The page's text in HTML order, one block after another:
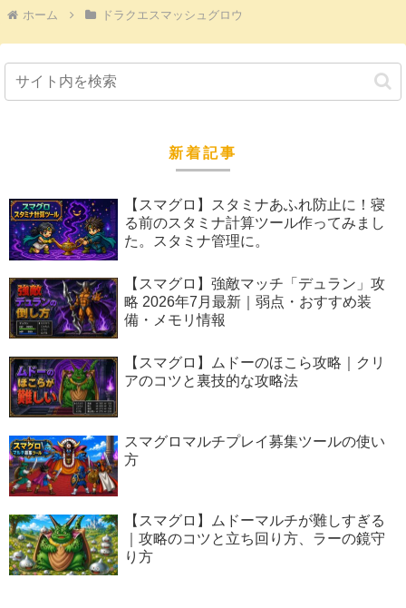
ホーム ドラクエスマッシュグロウ
新着記事
【スマグロ】スタミナあふれ防止に！寝
る前のスタミナ計算ツール作ってみまし
た。スタミナ管理に。
【スマグロ】強敵マッチ「デュラン」攻
略 2026年7月最新｜弱点・おすすめ装
備・メモリ情報
【スマグロ】ムドーのほこら攻略｜クリ
アのコツと裏技的な攻略法
スマグロマルチプレイ募集ツールの使い
方
【スマグロ】ムドーマルチが難しすぎる
｜攻略のコツと立ち回り方、ラーの鏡守
り方